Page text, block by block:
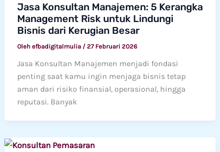
Jasa Konsultan Manajemen: 5 Kerangka
Management Risk untuk Lindungi
Bisnis dari Kerugian Besar
Oleh efbadigitalmulia / 27 Februari 2026
Jasa Konsultan Manajemen menjadi fondasi
penting saat kamu ingin menjaga bisnis tetap
aman dari risiko finansial, operasional, hingga
reputasi. Banyak